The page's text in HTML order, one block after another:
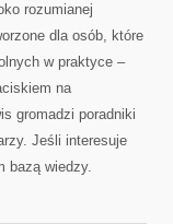
rozumianej
dla osób, które
w praktyce –
na
gromadzi poradniki
Jeśli interesuje
bazą wiedzy.